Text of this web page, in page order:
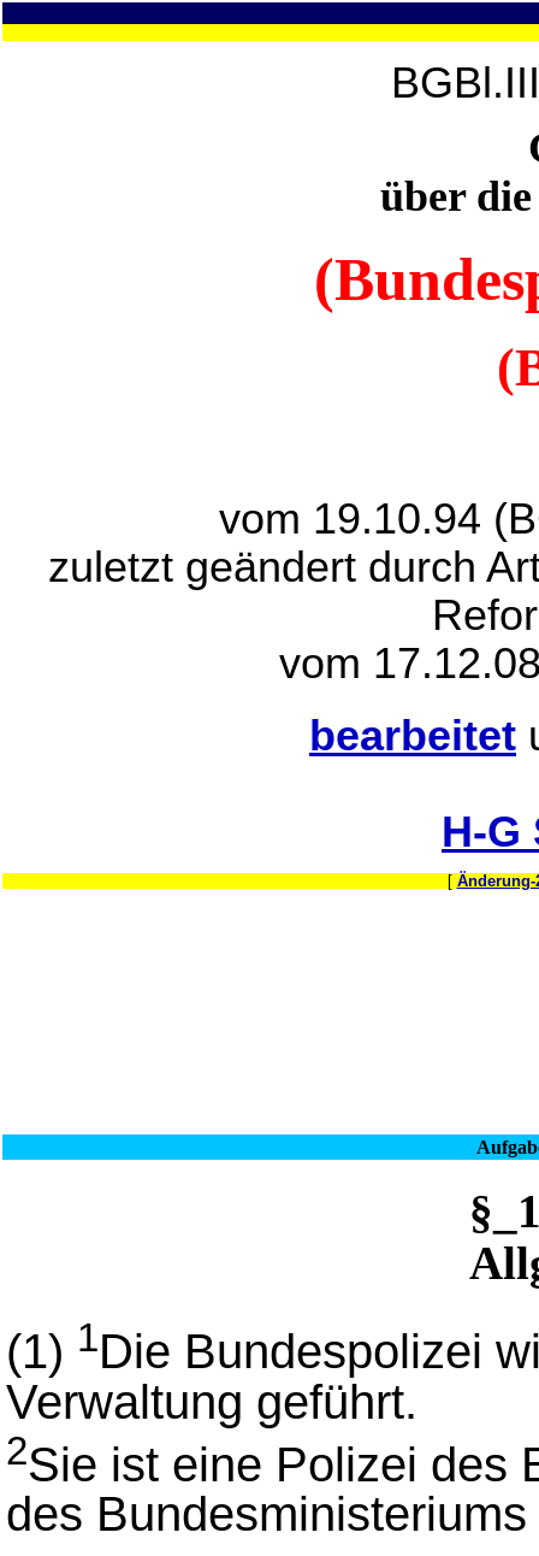
über
vom 19.10.94
zuletzt geändert durch
vom
bearbeitet
H-G
[ Änderung-
(1) 1Die Bundespolizei
Verwaltung geführt.
2Sie ist eine Polizei des
des